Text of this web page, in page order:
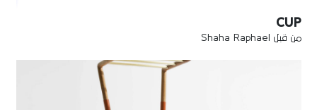
CUP
من قبل Shaha Raphael